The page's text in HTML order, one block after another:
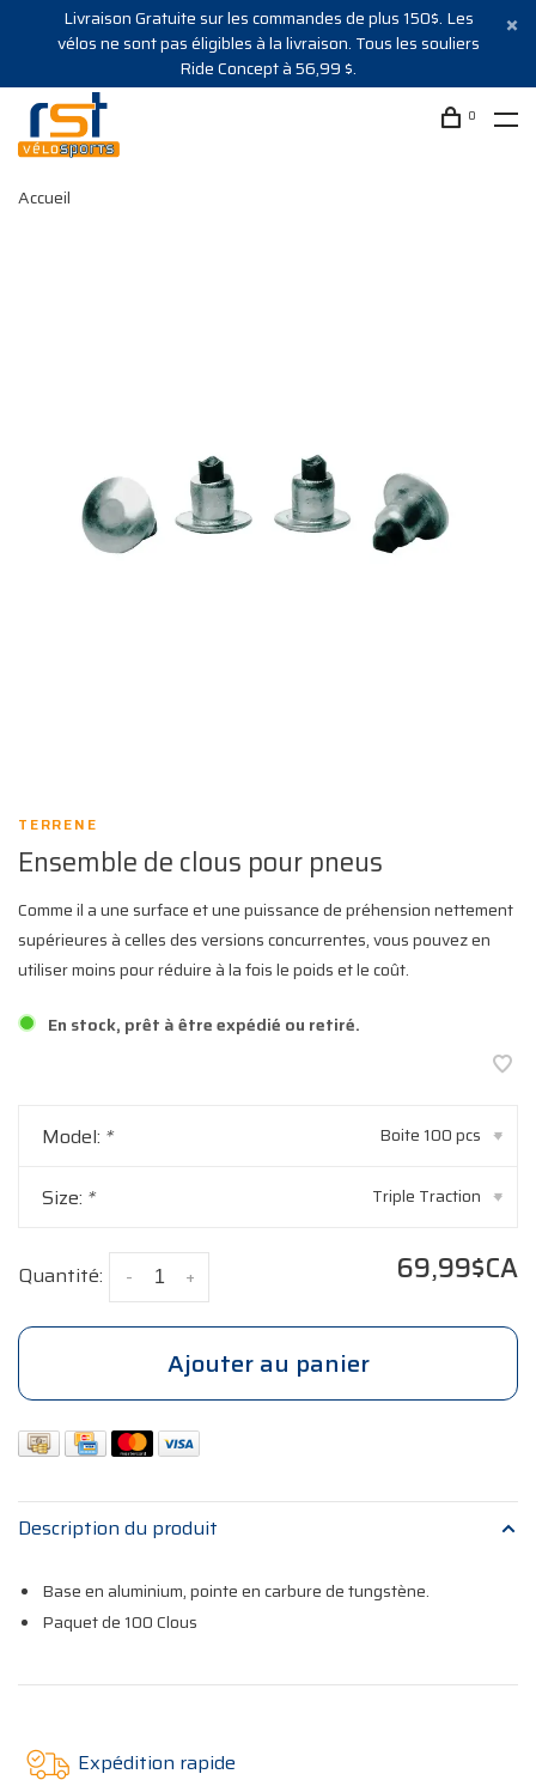
Livraison Gratuite sur les commandes de plus 150$. Les
vélos ne sont pas éligibles à la livraison. Tous les souliers
Ride Concept à 56,99 $.
0
Accueil
TERRENE
Ensemble de clous pour pneus
Comme il a une surface et une puissance de préhension nettement
supérieures à celles des versions concurrentes, vous pouvez en
utiliser moins pour réduire à la fois le poids et le coût.
En stock, prêt à être expédié ou retiré.
Model: * Boite 100 pcs ▾
Size: * Triple Traction ▾
Quantité: +
- 69,99$CA
Ajouter au panier
Description du produit
Base en aluminium, pointe en carbure de tungstène.
Paquet de 100 Clous
Expédition rapide